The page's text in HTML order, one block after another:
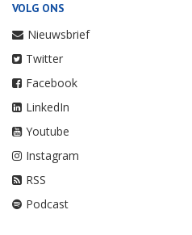
VOLG ONS
Nieuwsbrief
Twitter
Facebook
LinkedIn
Youtube
Instagram
RSS
Podcast